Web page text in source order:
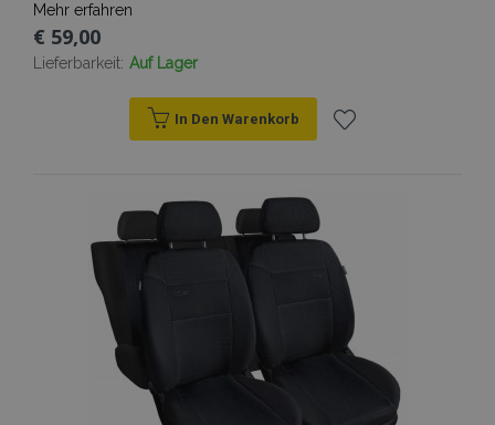
Mehr erfahren
€ 59,00
Lieferbarkeit: Auf Lager
In Den Warenkorb
hinzufügen